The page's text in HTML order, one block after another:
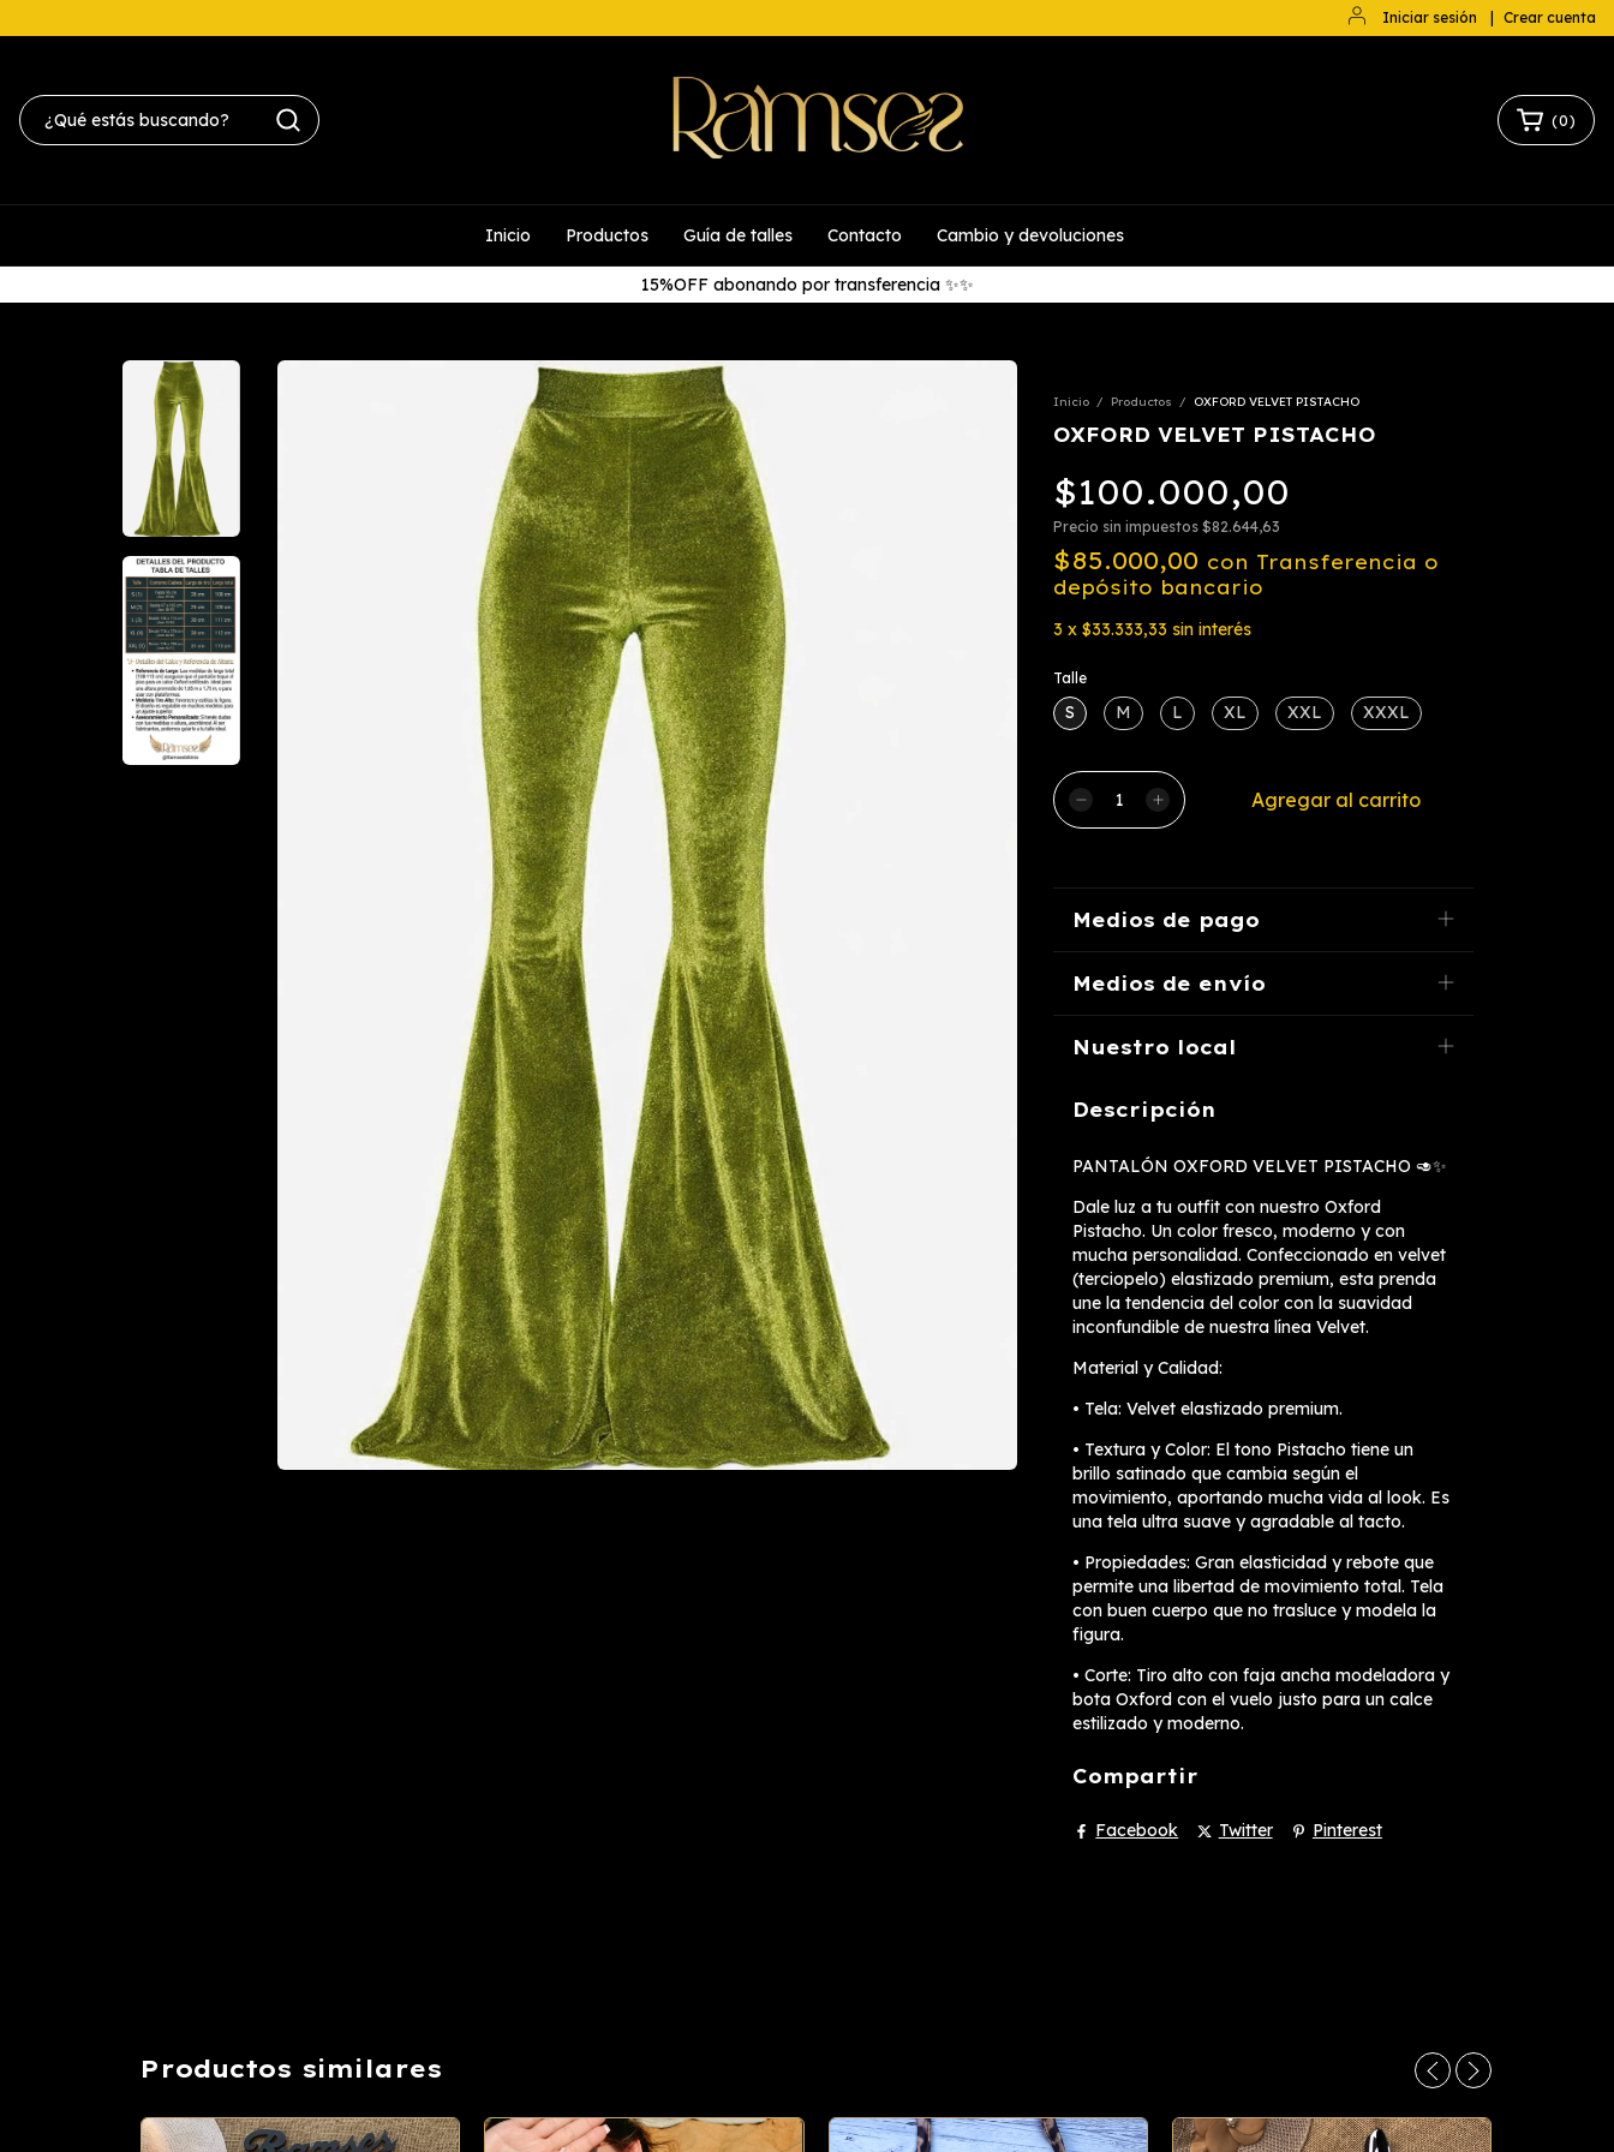
Iniciar sesión Crear cuenta
15%OFF abonando por transferencia ✨✨
(0)
Inicio Productos Guía de talles Contacto Cambio y devoluciones
Inicio / Productos / OXFORD VELVET PISTACHO
OXFORD VELVET PISTACHO
$100.000,00
Precio sin impuestos $82.644,63
$85.000,00 con Transferencia o
depósito bancario
3 x $33.333,33 sin interés
Talle
S M L XL XXL XXXL
Medios de pago
Medios de envío
Nuestro local
Descripción
PANTALÓN OXFORD VELVET PISTACHO 🥑✨
Dale luz a tu outfit con nuestro Oxford
Pistacho. Un color fresco, moderno y con
mucha personalidad. Confeccionado en velvet
(terciopelo) elastizado premium, esta prenda
une la tendencia del color con la suavidad
inconfundible de nuestra línea Velvet.
Material y Calidad:
• Tela: Velvet elastizado premium.
• Textura y Color: El tono Pistacho tiene un
brillo satinado que cambia según el
movimiento, aportando mucha vida al look. Es
una tela ultra suave y agradable al tacto.
• Propiedades: Gran elasticidad y rebote que
permite una libertad de movimiento total. Tela
con buen cuerpo que no trasluce y modela la
figura.
• Corte: Tiro alto con faja ancha modeladora y
bota Oxford con el vuelo justo para un calce
estilizado y moderno.
Compartir
Facebook Twitter Pinterest
Productos similares